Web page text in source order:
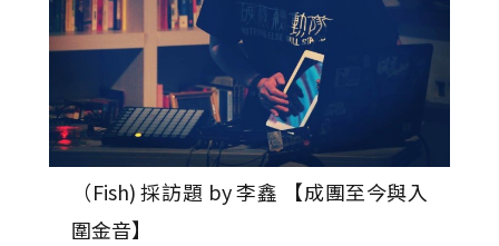
（Fish) 採訪題 by 李鑫 【成團至今與入
圍金音】